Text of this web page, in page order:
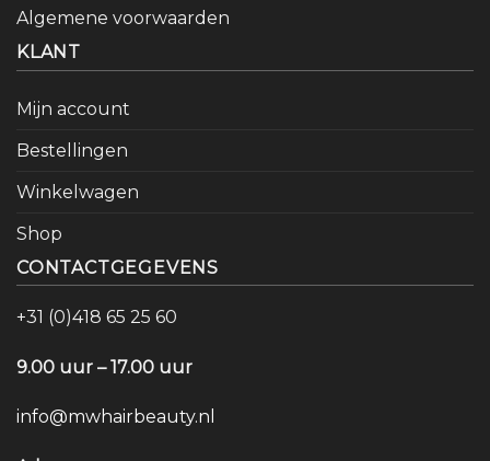
Algemene voorwaarden
KLANT
Mijn account
Bestellingen
Winkelwagen
Shop
CONTACTGEGEVENS
+31 (0)418 65 25 60
9.00 uur – 17.00 uur
info@mwhairbeauty.nl